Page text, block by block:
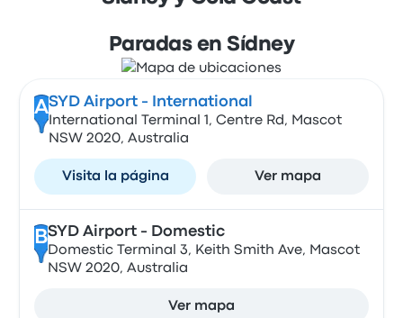
Paradas en Sídney
ASYD Airport - International
International Terminal 1, Centre Rd, Mascot
NSW 2020, Australia
Visita la página Ver mapa
BSYD Airport - Domestic
Domestic Terminal 3, Keith Smith Ave, Mascot
NSW 2020, Australia
Ver mapa